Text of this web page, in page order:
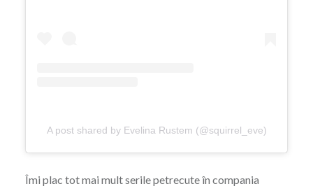
A post shared by Evelina Rustem (@squirrel_eve)
Îmi plac tot mai mult serile petrecute în compania